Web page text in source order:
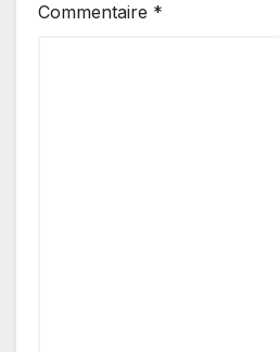
Commentaire *